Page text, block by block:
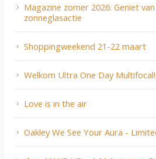
Magazine zomer 2026: Geniet
zonneglasactie
Shoppingweekend 21-22 maart
Welkom Ultra One Day Multifocal!
Love is in the air
Oakley We See Your Aura -